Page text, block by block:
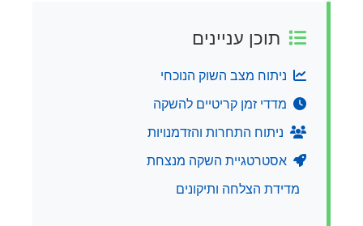
תוכן עניינים
ניתוח מצב השוק הנוכחי
מדדי זמן קריטיים להשקה
ניתוח התחרות והזדמנויות
אסטרטגיית השקה מנצחת
מדידת הצלחה ותיקונים